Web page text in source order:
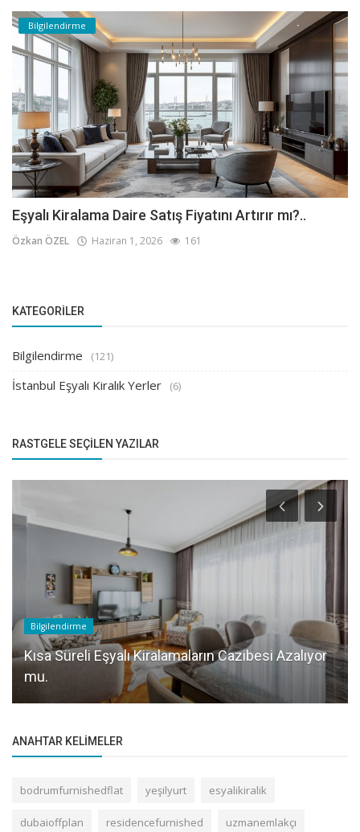
Bilgilendirme
Eşyalı Kiralama Daire Satış Fiyatını Artırır mı?..
Özkan ÖZEL Haziran 1, 2026 161
KATEGORILER
Bilgilendirme (121)
İstanbul Eşyalı Kiralık Yerler (6)
RASTGELE SEÇILEN YAZILAR
Bilgilendirme
Kısa Süreli Eşyalı Kiralamaların Cazibesi Azalıyor
mu.
ANAHTAR KELIMELER
bodrumfurnishedflat yeşilyurt esyalikiralik
dubaioffplan residencefurnished uzmanemlakçı